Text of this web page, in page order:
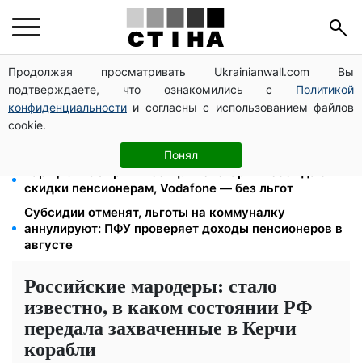
Продолжая просматривать Ukrainianwall.com Вы
подтверждаете, что ознакомились с Политикой
конфиденциальности и согласны с использованием файлов
cookie.
Понял
Директор ДОЗ Киева Татьяна Мостепан:
Демографический кризис нуждается в новых
решениях уже сегодня
Пенсионная реформа в сентябре: добровольные
накопления и пересмотр спецпенсий судей
Тариф от 190 грн в месяц: Киевстар и lifecell дают
скидки пенсионерам, Vodafone — без льгот
Субсидии отменят, льготы на коммуналку
аннулируют: ПФУ проверяет доходы пенсионеров в
августе
Российские мародеры: стало
известно, в каком состоянии РФ
передала захваченные в Керчи
корабли